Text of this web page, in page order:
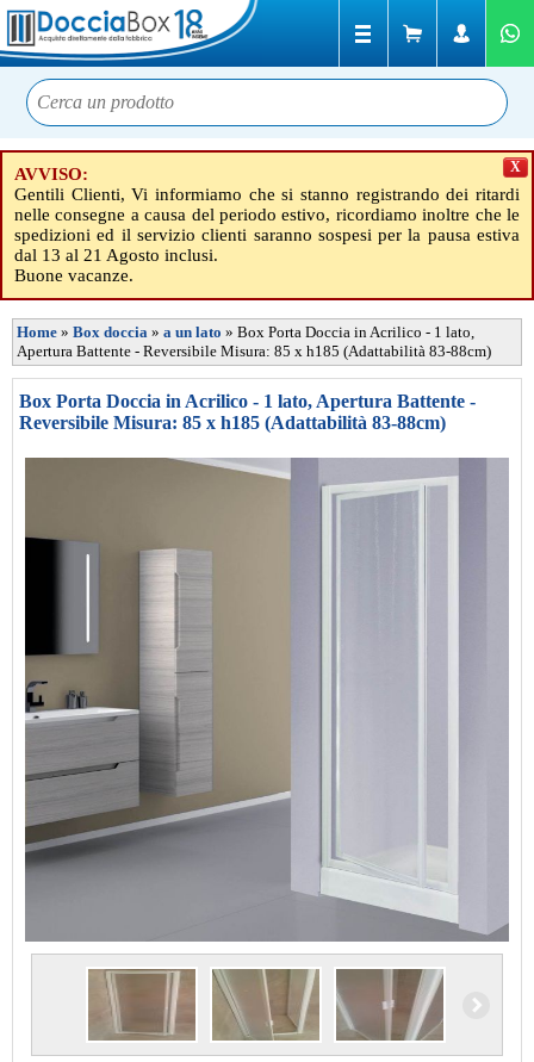
AVVISO:
Gentili Clienti, Vi informiamo che si stanno registrando dei ritardi
nelle consegne a causa del periodo estivo, ricordiamo inoltre che le
spedizioni ed il servizio clienti saranno sospesi per la pausa estiva
dal 13 al 21 Agosto inclusi.
Buone vacanze.
X
Home » Box doccia » a un lato » Box Porta Doccia in Acrilico - 1 lato,
Apertura Battente - Reversibile Misura: 85 x h185 (Adattabilità 83-88cm)
Box Porta Doccia in Acrilico - 1 lato, Apertura Battente -
Reversibile Misura: 85 x h185 (Adattabilità 83-88cm)